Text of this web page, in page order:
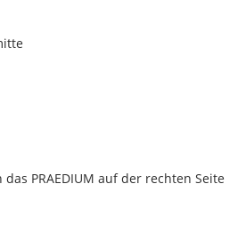
PRAEDIUM auf der rechten Seite